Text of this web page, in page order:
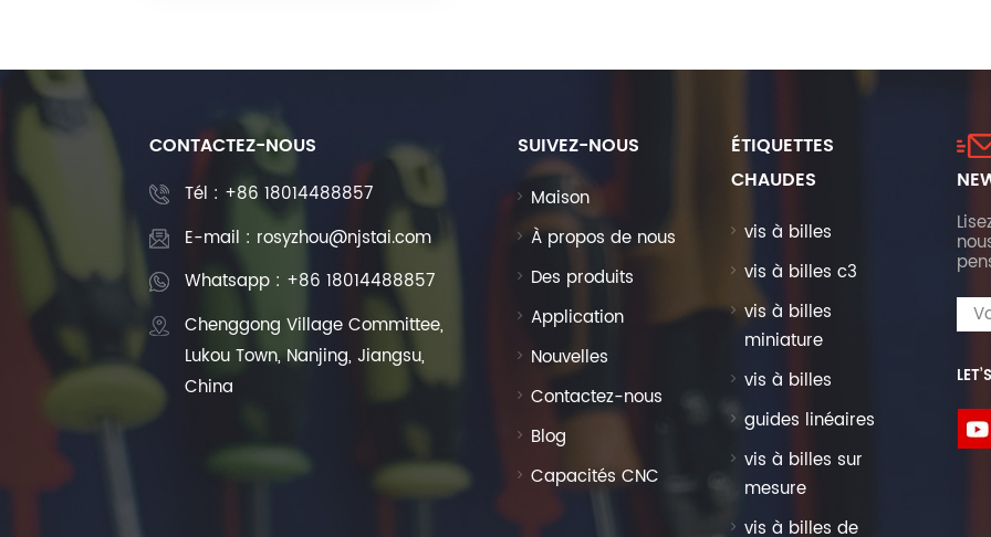
CONTACTEZ-NOUS
Tél : +86 18014488857
E-mail : rosyzhou@njstai.com
Whatsapp : +86 18014488857
Chenggong Village Committee,
Lukou Town, Nanjing, Jiangsu,
China
SUIVEZ-NOUS
Maison
À propos de nous
Des produits
Application
Nouvelles
Contactez-nous
Blog
Capacités CNC
ÉTIQUETTES
CHAUDES
vis à billes
vis à billes c3
vis à billes
miniature
vis à billes
guides linéaires
vis à billes sur
mesure
vis à billes de